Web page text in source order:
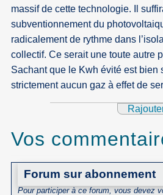
massif de cette technologie. Il
subventionnement du
radicalement de rythme dans
collectif. Ce serait une toute autre
Sachant que le Kwh évité est bien
strictement aucun gaz à effet de
Vos
Forum sur abonnement
Pour participer à ce forum, vous devez